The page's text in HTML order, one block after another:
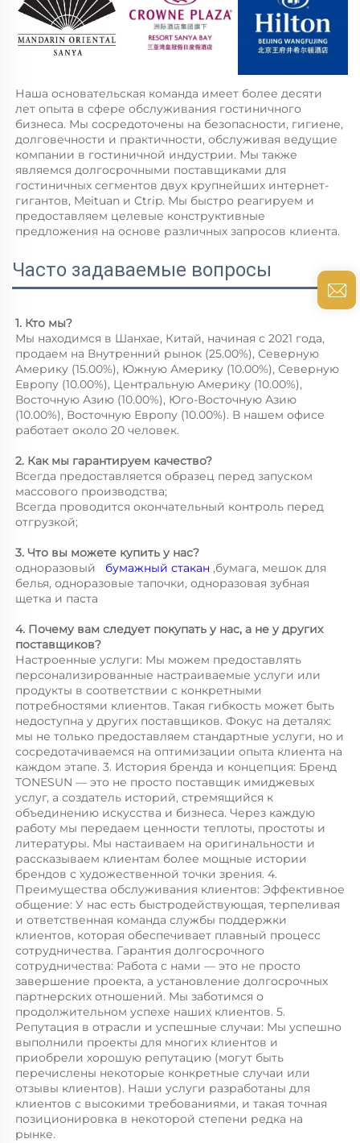
Наша основательская команда имеет более десяти
лет опыта в сфере обслуживания гостиничного
бизнеса. Мы сосредоточены на безопасности, гигиене,
долговечности и практичности, обслуживая ведущие
компании в гостиничной индустрии. Мы также
являемся долгосрочными поставщиками для
гостиничных сегментов двух крупнейших интернет-
гигантов, Meituan и Ctrip. Мы быстро реагируем и
предоставляем целевые конструктивные
предложения на основе различных запросов клиента.
Часто задаваемые вопросы
1. Кто мы?
Мы находимся в Шанхае, Китай, начиная с 2021 года,
продаем на Внутренний рынок (25.00%), Северную
Америку (15.00%), Южную Америку (10.00%), Северную
Европу (10.00%), Центральную Америку (10.00%),
Восточную Азию (10.00%), Юго-Восточную Азию
(10.00%), Восточную Европу (10.00%). В нашем офисе
работает около 20 человек.
2. Как мы гарантируем качество?
Всегда предоставляется образец перед запуском
массового производства;
Всегда проводится окончательный контроль перед
отгрузкой;
3. Что вы можете купить у нас?
одноразовый бумажный стакан ,бумага, мешок для
белья, одноразовые тапочки, одноразовая зубная
щетка и паста
4. Почему вам следует покупать у нас, а не у других
поставщиков?
Настроенные услуги: Мы можем предоставлять
персонализированные настраиваемые услуги или
продукты в соответствии с конкретными
потребностями клиентов. Такая гибкость может быть
недоступна у других поставщиков. Фокус на деталях:
мы не только предоставляем стандартные услуги, но и
сосредотачиваемся на оптимизации опыта клиента на
каждом этапе. 3. История бренда и концепция: Бренд
TONESUN — это не просто поставщик имиджевых
услуг, а создатель историй, стремящийся к
объединению искусства и бизнеса. Через каждую
работу мы передаем ценности теплоты, простоты и
литературы. Мы настаиваем на оригинальности и
рассказываем клиентам более мощные истории
брендов с художественной точки зрения. 4.
Преимущества обслуживания клиентов: Эффективное
общение: У нас есть быстродействующая, терпеливая
и ответственная команда службы поддержки
клиентов, которая обеспечивает плавный процесс
сотрудничества. Гарантия долгосрочного
сотрудничества: Работа с нами — это не просто
завершение проекта, а установление долгосрочных
партнерских отношений. Мы заботимся о
продолжительном успехе наших клиентов. 5.
Репутация в отрасли и успешные случаи: Мы успешно
выполнили проекты для многих клиентов и
приобрели хорошую репутацию (могут быть
перечислены некоторые конкретные случаи или
отзывы клиентов). Наши услуги разработаны для
клиентов с высокими требованиями, и такая точная
позиционировка в некоторой степени редка на
рынке.